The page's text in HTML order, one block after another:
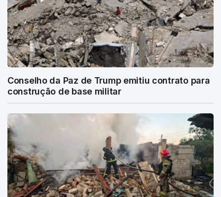
Conselho da Paz de Trump emitiu contrato para
construção de base militar